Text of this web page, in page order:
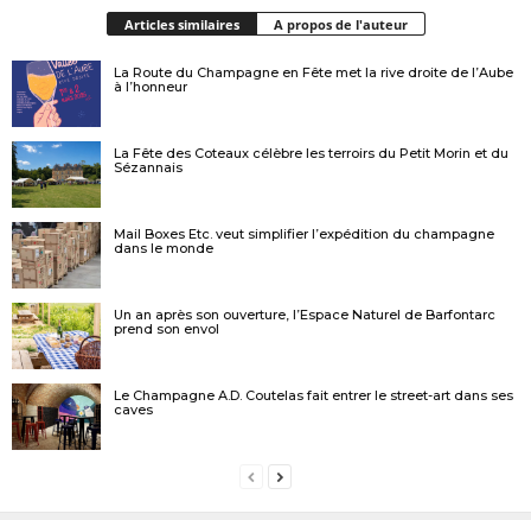
Articles similaires A propos de l'auteur
La Route du Champagne en Fête met la rive droite de l’Aube
à l’honneur
La Fête des Coteaux célèbre les terroirs du Petit Morin et du
Sézannais
Mail Boxes Etc. veut simplifier l’expédition du champagne
dans le monde
Un an après son ouverture, l’Espace Naturel de Barfontarc
prend son envol
Le Champagne A.D. Coutelas fait entrer le street-art dans ses
caves